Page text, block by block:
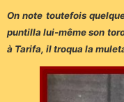
On note toutefois
puntilla lui-même son
à Tarifa, il troqua la